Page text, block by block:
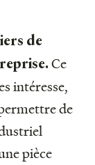
de
Ce
intéresse,
de
pièce